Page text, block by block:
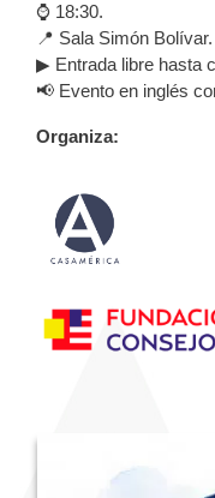
⌚ 18:30.
📍 Sala Simón Bolívar.
▶ Entrada libre hasta
📢 Evento en inglés
Organiza: